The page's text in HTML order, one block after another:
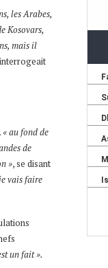
les Arabes,
Kosovars,
mais il
« au fond de
de
», se disant
vais faire
un fait ».